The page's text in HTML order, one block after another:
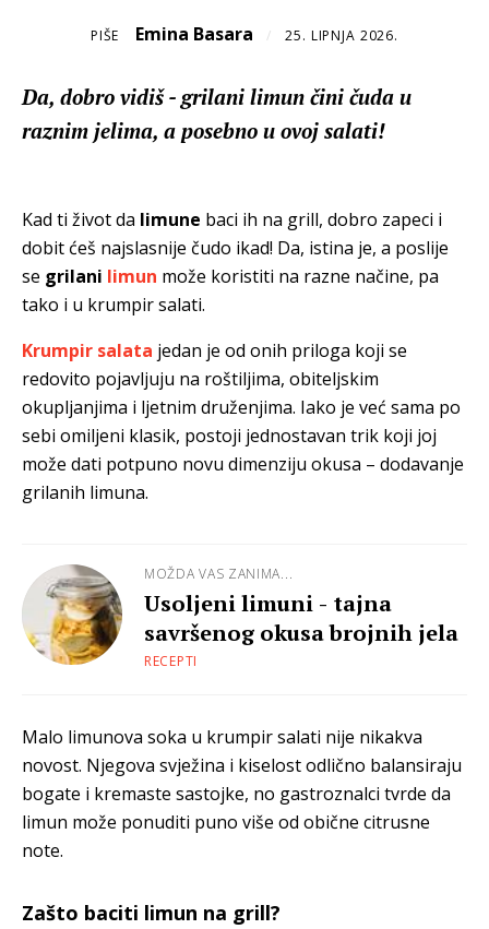
PIŠE Emina Basara / 25. LIPNJA 2026.
Da, dobro vidiš - grilani limun čini čuda u
raznim jelima, a posebno u ovoj salati!
Kad ti život da limune baci ih na grill, dobro zapeci i
dobit ćeš najslasnije čudo ikad! Da, istina je, a poslije
se grilani limun može koristiti na razne načine, pa
tako i u krumpir salati.
Krumpir salata jedan je od onih priloga koji se
redovito pojavljuju na roštiljima, obiteljskim
okupljanjima i ljetnim druženjima. Iako je već sama po
sebi omiljeni klasik, postoji jednostavan trik koji joj
može dati potpuno novu dimenziju okusa – dodavanje
grilanih limuna.
MOŽDA VAS ZANIMA...
Usoljeni limuni - tajna
savršenog okusa brojnih jela
RECEPTI
Malo limunova soka u krumpir salati nije nikakva
novost. Njegova svježina i kiselost odlično balansiraju
bogate i kremaste sastojke, no gastroznalci tvrde da
limun može ponuditi puno više od obične citrusne
note.
Zašto baciti limun na grill?